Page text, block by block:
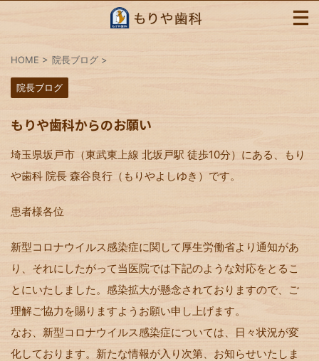
HOME > 院長ブログ >
院長ブログ
もりや歯科からのお願い
埼玉県坂戸市（東武東上線 北坂戸駅 徒歩10分）にある、もり
や歯科 院長 森谷良行（もりやよしゆき）です。
患者様各位
新型コロナウイルス感染症に関して厚生労働省より通知があ
り、それにしたがって当医院では下記のような対応をとるこ
とにいたしました。感染拡大が懸念されておりますので、ご
理解ご協力を賜りますようお願い申し上げます。
なお、新型コロナウイルス感染症については、日々状況が変
化しております。新たな情報が入り次第、お知らせいたしま